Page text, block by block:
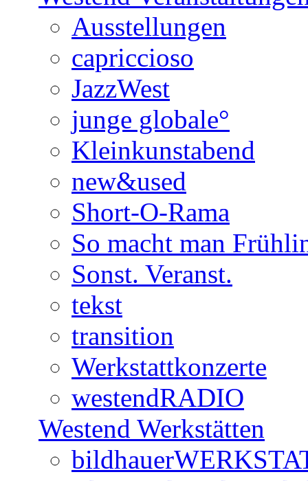
Ausstellungen
capriccioso
JazzWest
junge globale°
Kleinkunstabend
new&used
Short-O-Rama
So macht man
Sonst. Veranst.
tekst
transition
Werkstattkonzerte
westendRADIO
Westend Werkstätten